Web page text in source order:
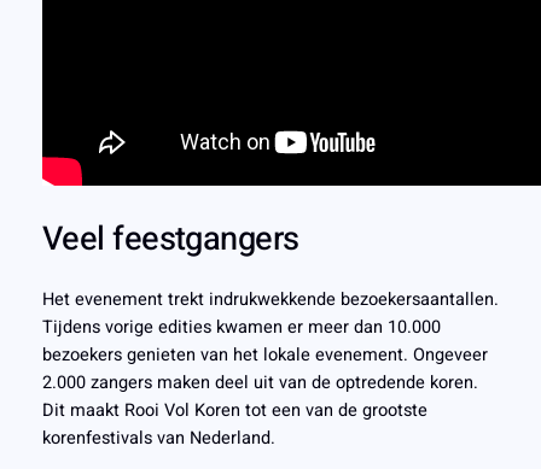
Veel feestgangers
Het evenement trekt indrukwekkende bezoekersaantallen.
Tijdens vorige edities kwamen er meer dan 10.000
bezoekers genieten van het lokale evenement. Ongeveer
2.000 zangers maken deel uit van de optredende koren.
Dit maakt Rooi Vol Koren tot een van de grootste
korenfestivals van Nederland.